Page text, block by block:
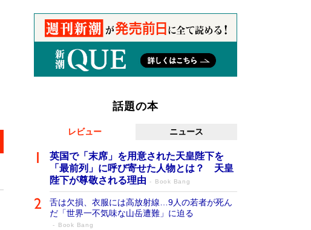
話題の本
レビュー ニュース
英国で「末席」を用意された天皇陛下を
「最前列」に呼び寄せた人物とは？ 天皇
陛下が尊敬される理由
Book Bang
舌は欠損、衣服には高放射線…9人の若者が死ん
だ「世界一不気味な山岳遭難」に迫る
Book Bang